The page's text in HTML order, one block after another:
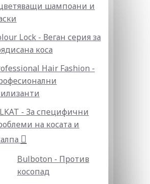
шампоани и
Lock - Веган серия за
коса
Hair Fashion -
- За специфични
на косата и
Bulboton - Против
косопад